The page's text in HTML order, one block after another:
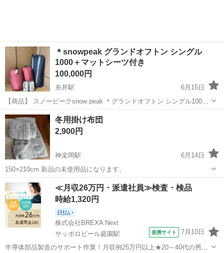
＊snowpeak グランドオフトン シングル
1000＋マットシーツ付き
100,000円
糸井駅
6月15日
【商品】 スノーピークsnow peak ＊グランドオフトン シングル1000
(BD-050) 定価 ¥71,500(税込) ＊キャンピングマットシーツ(BD-043) 定
価 ¥9,020（税込） それぞれ2セット 総...
北海道 苫小牧市 糸井駅
冬用掛け布団
2,900円
神楽岡駅
6月14日
150×210cm 新品の未使用品になります。
北海道 旭川市 神楽岡駅 寝具
≪月収26万円・派遣社員≫検査・検品
時給1,320円
日払い
株式会社BREXA Next
サッポロビール庭園駅
提携サイト 7月10日
半導体部品製造のサポート作業！月収例25万円以上★20～40代の男女